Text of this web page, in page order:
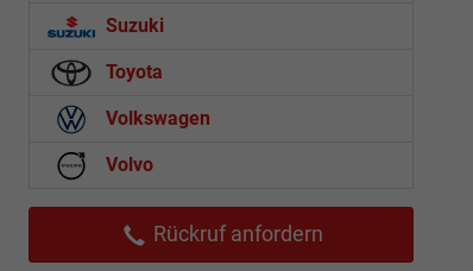
Suzuki
Toyota
Volkswagen
Volvo
Rückruf anfordern